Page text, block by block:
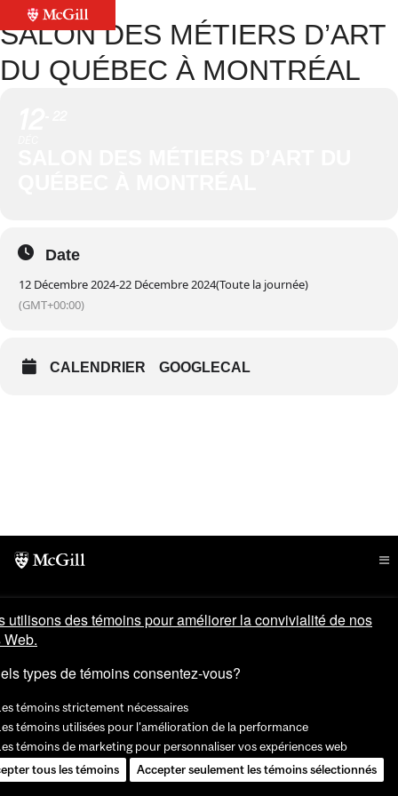
SALON DES MÉTIERS D’ART
DU QUÉBEC À MONTRÉAL
Date
12 Décembre 2024-22 Décembre 2024(Toute la journée)
(GMT+00:00)
CALENDRIER GOOGLECAL
utilisons des témoins pour améliorer la convivialité de nos
types de témoins consentez-vous?
témoins strictement nécessaires
témoins utilisées pour l'amélioration de la performance
témoins de marketing pour personnaliser vos expériences web
tous les témoins
Accepter seulement les témoins sélectionnés